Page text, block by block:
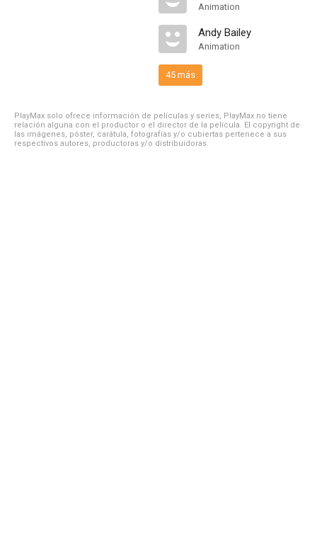
Animation
Andy Bailey
Animation
45 más
PlayMax solo ofrece información de películas y series, PlayMax no tiene
relación alguna con el productor o el director de la película. El copyright de
las imágenes, póster, carátula, fotografías y/o cubiertas pertenece a sus
respectivos autores, productoras y/o distribuidoras.